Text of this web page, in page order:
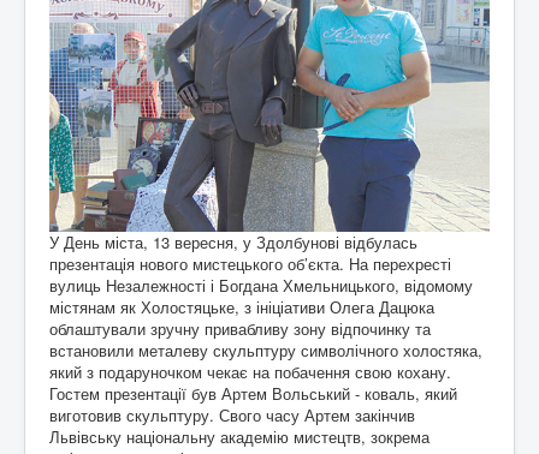
У День міста, 13 вересня, у Здолбунові відбулась
презентація нового мистецького об’єкта. На перехресті
вулиць Незалежності і Богдана Хмельницького, відомому
містянам як Холостяцьке, з ініціативи Олега Дацюка
облаштували зручну привабливу зону відпочинку та
встановили металеву скульптуру символічного холостяка,
який з подаруночком чекає на побачення свою кохану.
Гостем презентації був Артем Вольський - коваль, який
виготовив скульптуру. Свого часу Артем закінчив
Львівську національну академію мистецтв, зокрема